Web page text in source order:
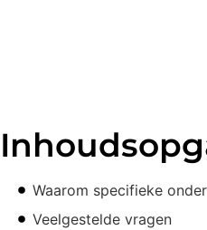
Waarom specifieke
Veelgestelde vragen